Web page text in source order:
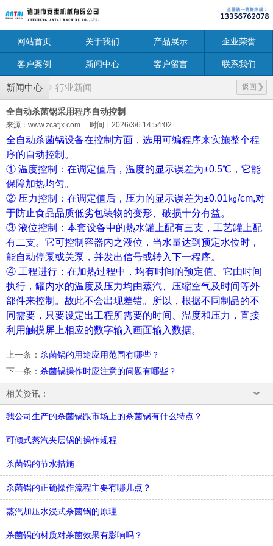
网站首页 关于我们 产品展示 企业荣誉
客户案例 新闻中心 客户留言 联系我们
新闻中心 返回
行业新闻
全自动杀菌锅采用程序自动控制
来源：www.zcatjx.com 时间：2026/3/6 14:54:02
全自动杀菌锅设备在控制方面，选用可编程序来实施整个程
序的自动控制。
① 温度控制：在调定值后，温度的显示误差为±0.5℃，它能
保障加热均匀。
② 压力控制：在调定值后，压力的显示误差为±0.01㎏/cm,对
于防止食品品质低劣包装物的变形、破损十分有益。
③ 液位控制：本套设备中的热水罐上配有三支，工艺罐上配
有二支。它可控制容器内之液位，当水量达到预定水位时，
能自动停泵或关泵，并发出信号或转入下一程序。
④ 工程进行：在加热过程中，均有时间的预定值。它由时间
执行，罐内水的温度及压力均由蒸汽、压缩空气及时间等外
部件来控制。故此不会出现差错。所以，根据不同制品的不
同需要，只要设定出工程所需要的时间、温度和压力，直接
利用触摸屏上相应的数字输入画面输入数据。
上一条 ： 杀菌锅的用途应用范围有哪些？
下一条 ： 杀菌锅操作时应注意的问题有哪些？
相关资讯：
我公司生产的杀菌锅跟市场上的杀菌锅有什么特点？
可倾式蒸汽夹层锅的操作规程
杀菌锅的节水措施
杀菌锅的正确操作流程主要有哪几点？
蒸汽加压水浸式杀菌锅的原理
杀菌锅的材质对杀菌效果有影响吗？